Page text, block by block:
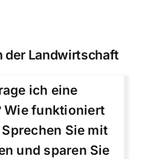
der Landwirtschaft
ich eine
Wie funktioniert
Sie mit
und sparen Sie